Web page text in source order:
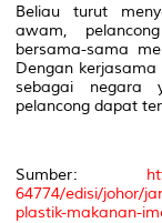
Beliau turut
awam,
bersama-sama
Dengan
sebagai negara
pelancong dapat
Sumber:
64774/edisi/
plastik-makanan-